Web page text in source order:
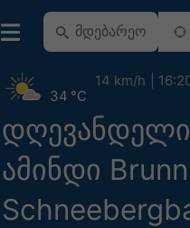
დღევანდელი
ამინდი
34 °C
14 km/h